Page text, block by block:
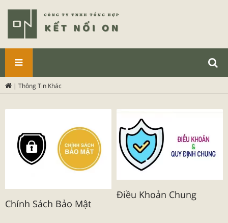
PHẨM
| Thông Tin Khác
Chính Sách Bảo Mật
Điều Khoản Chung